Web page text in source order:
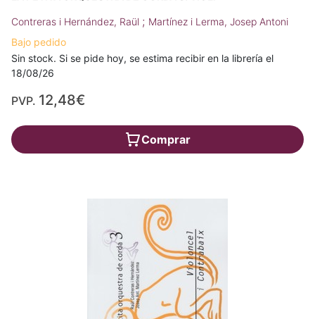
Contreras i Hernández, Raül ; Martínez i Lerma, Josep Antoni
Bajo pedido
Sin stock. Si se pide hoy, se estima recibir en la librería el
18/08/26
PVP. 12,48€
Comprar